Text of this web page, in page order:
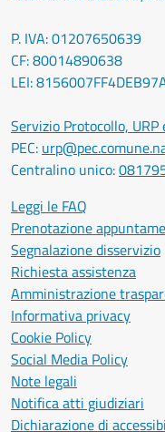
P. IVA: 01207650639
CF: 80014890638
LEI:
Servizio Protocollo,
PEC:
Centralino unico:
Leggi le FAQ
Prenotazione
Segnalazione disservizio
Richiesta assistenza
Amministrazione
Informativa privacy
Cookie Policy
Social Media Policy
Note legali
Notifica atti giudiziari
Dichiarazione di